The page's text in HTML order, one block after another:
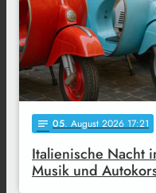
notes 05. August 2026 17:21
Italienische Nacht
Musik und